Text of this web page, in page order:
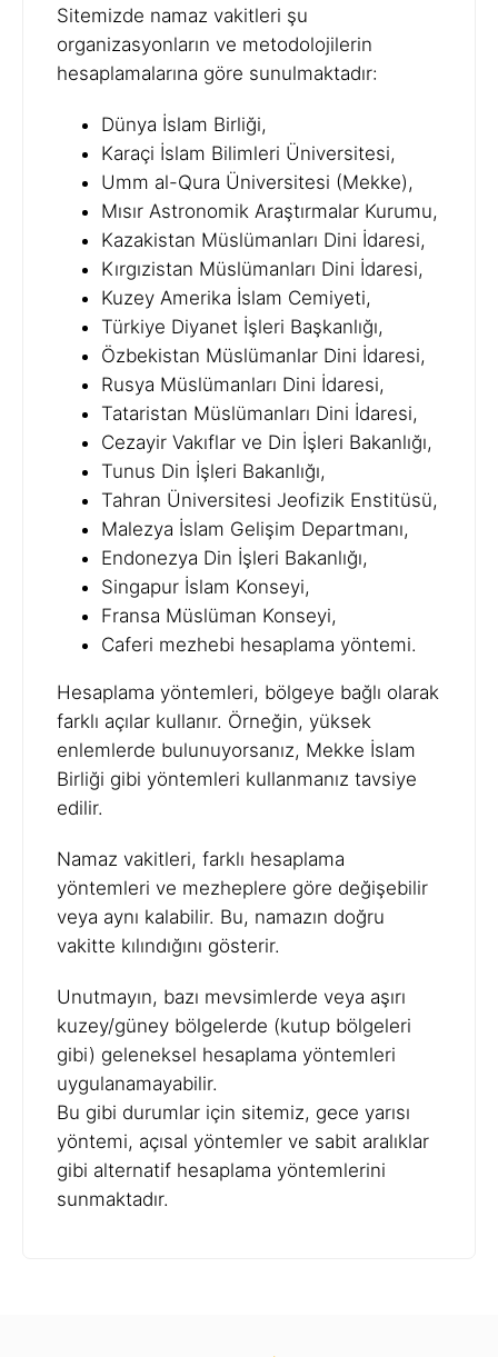
Sitemizde namaz vakitleri şu
organizasyonların ve metodolojilerin
hesaplamalarına göre sunulmaktadır:
Dünya İslam Birliği,
Karaçi İslam Bilimleri Üniversitesi,
Umm al-Qura Üniversitesi (Mekke),
Mısır Astronomik Araştırmalar Kurumu,
Kazakistan Müslümanları Dini İdaresi,
Kırgızistan Müslümanları Dini İdaresi,
Kuzey Amerika İslam Cemiyeti,
Türkiye Diyanet İşleri Başkanlığı,
Özbekistan Müslümanlar Dini İdaresi,
Rusya Müslümanları Dini İdaresi,
Tataristan Müslümanları Dini İdaresi,
Cezayir Vakıflar ve Din İşleri Bakanlığı,
Tunus Din İşleri Bakanlığı,
Tahran Üniversitesi Jeofizik Enstitüsü,
Malezya İslam Gelişim Departmanı,
Endonezya Din İşleri Bakanlığı,
Singapur İslam Konseyi,
Fransa Müslüman Konseyi,
Caferi mezhebi hesaplama yöntemi.
Hesaplama yöntemleri, bölgeye bağlı olarak
farklı açılar kullanır. Örneğin, yüksek
enlemlerde bulunuyorsanız, Mekke İslam
Birliği gibi yöntemleri kullanmanız tavsiye
edilir.
Namaz vakitleri, farklı hesaplama
yöntemleri ve mezheplere göre değişebilir
veya aynı kalabilir. Bu, namazın doğru
vakitte kılındığını gösterir.
Unutmayın, bazı mevsimlerde veya aşırı
kuzey/güney bölgelerde (kutup bölgeleri
gibi) geleneksel hesaplama yöntemleri
uygulanamayabilir.
Bu gibi durumlar için sitemiz, gece yarısı
yöntemi, açısal yöntemler ve sabit aralıklar
gibi alternatif hesaplama yöntemlerini
sunmaktadır.